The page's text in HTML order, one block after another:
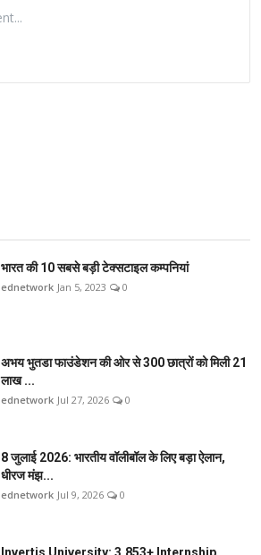
भारत की 10 सबसे बड़ी टेक्सटाइल कम्पनियां
ednetwork Jan 5, 2023 0
अभय भुतडा फाउंडेशन की ओर से 300 छात्रों को मिली 21
लाख ...
ednetwork Jul 27, 2026 0
8 जुलाई 2026: भारतीय वॉलीबॉल के लिए बड़ा ऐलान,
धीरज मंझ...
ednetwork Jul 9, 2026 0
Invertis University: 3,853+ Internship